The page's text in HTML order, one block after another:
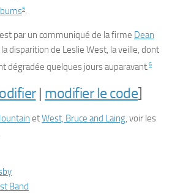
5.
par un communiqué de la firme Dean
disparition de Leslie West, la veille, dont
dégradée quelques jours auparavant.6
| modifier le code]
etWest, Bruce and Laing, voir les
Band